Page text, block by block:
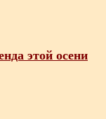
этой осени